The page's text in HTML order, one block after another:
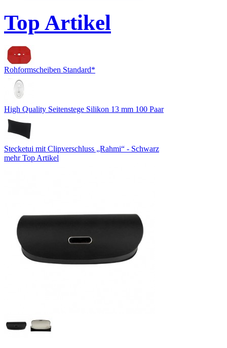
Top Artikel
Rohformscheiben Standard*
High Quality Seitenstege Silikon 13 mm 100 Paar
Stecketui mit Clipverschluss „Rahmi“ - Schwarz
mehr Top Artikel